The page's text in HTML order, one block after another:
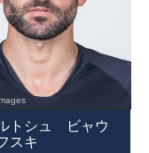
トシュ ビャウ
スキ